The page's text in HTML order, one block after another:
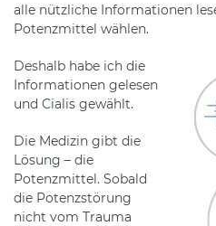
alle nützliche Informationen
Potenzmittel wählen.
Deshalb habe ich die
Informationen gelesen
und Cialis gewählt.
Die Medizin gibt die
Lösung – die
Potenzmittel. Sobald
die Potenzstörung
nicht vom Trauma